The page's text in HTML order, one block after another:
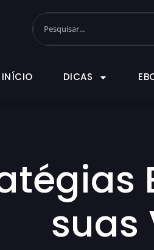
INÍCIO DICAS
INÍCIO DICAS
suas